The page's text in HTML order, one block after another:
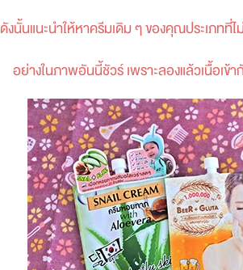
ดังนั้นแนะนำให้หาครีมเดิม ๆ ของคุณประเภท
อย่างในภาพอันนี้ชัวร์ เพราะลองแล้วเนื้อเข้